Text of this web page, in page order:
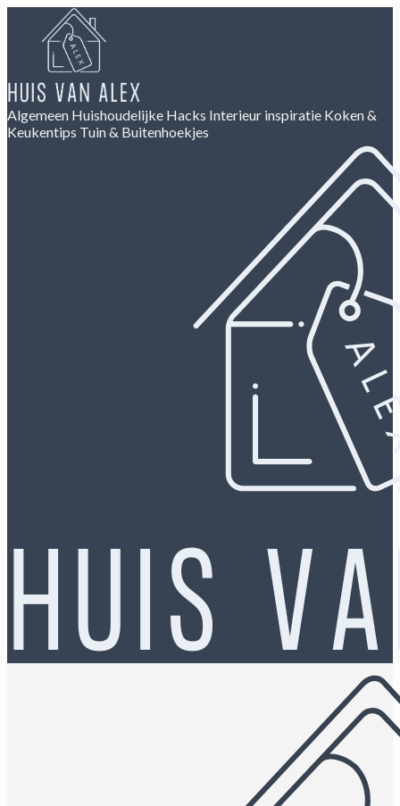
Algemeen Huishoudelijke Hacks Interieur inspiratie Koken &
Keukentips Tuin & Buitenhoekjes